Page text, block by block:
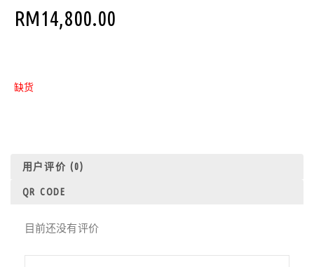
RM14,800.00
缺货
用户评价 (0)
QR CODE
目前还没有评价